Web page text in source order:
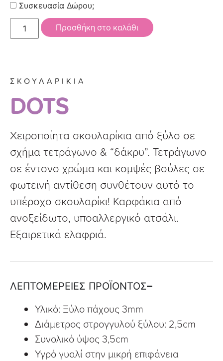
ΣΚΟΥΛΑΡΙΚΙΑ
DOTS
Χειροποίητα σκουλαρίκια από ξύλο σε
σχήμα τετράγωνο & “δάκρυ”. Τετράγωνο
σε έντονο χρώμα και κομψές βούλες σε
φωτεινή αντίθεση συνθέτουν αυτό το
υπέροχο σκουλαρίκι! Καρφάκια από
ανοξείδωτο, υποαλλεργικό ατσάλι.
Εξαιρετικά ελαφριά.
Συσκευασία Δώρου;
Προσθήκη στο καλάθι
ΛΕΠΤΟΜΕΡΕΙΕΣ ΠΡΟΪΟΝΤΟΣ
Υλικό: Ξύλο πάχους 3mm
Διάμετρος στρογγυλού ξύλου: 2,5cm
Συνολικό ύψος 3,5cm
Υγρό γυαλί στην μικρή επιφάνεια